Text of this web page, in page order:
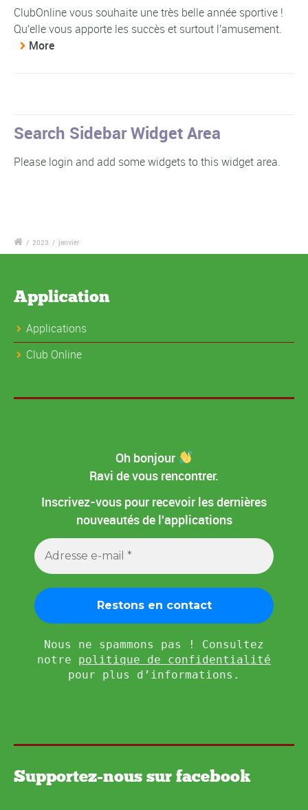
ClubOnline vous souhaite une très belle année sportive !
Qu'elle vous apporte les succès et surtout l'amusement.
More
Search Sidebar Widget Area
Please login and add some widgets to this widget area.
/ 2023 / janvier
Application
Applications
Club Online
Oh bonjour
Ravi de vous rencontrer.
Inscrivez-vous pour recevoir les dernières
nouveautés de l'applications
Nous ne spammons pas ! Consultez
notre politique de confidentialité
pour plus d’informations.
Supportez-nous sur facebook